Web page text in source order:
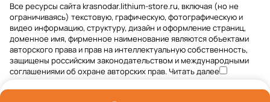
Все ресурсы сайта krasnodar.lithium-store.ru, включая (но не
ограничиваясь) текстовую, графическую, фотографическую и
видео информацию, структуру, дизайн и оформление страниц,
доменное имя, фирменное наименование являются объектами
авторского права и прав на интеллектуальную собственность,
защищены российским законодательством и международными
соглашениями об охране авторских прав.Читать далее